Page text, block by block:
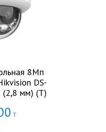
8Мп
DS-
(2,8 мм) (T)
Т